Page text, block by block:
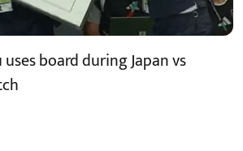
board during Japan vs